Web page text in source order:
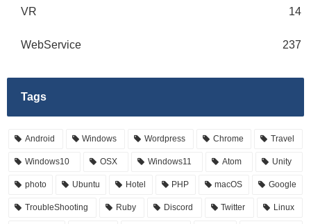
VR 14
WebService 237
Tags
Android Windows Wordpress Chrome Travel
Windows10 OSX Windows11 Atom Unity
photo Ubuntu Hotel PHP macOS Google
TroubleShooting Ruby Discord Twitter Linux